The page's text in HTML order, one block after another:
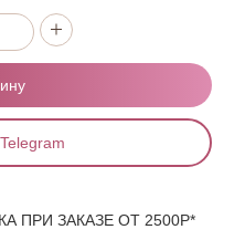
ПРИ ЗАКАЗЕ ОТ 2500Р*